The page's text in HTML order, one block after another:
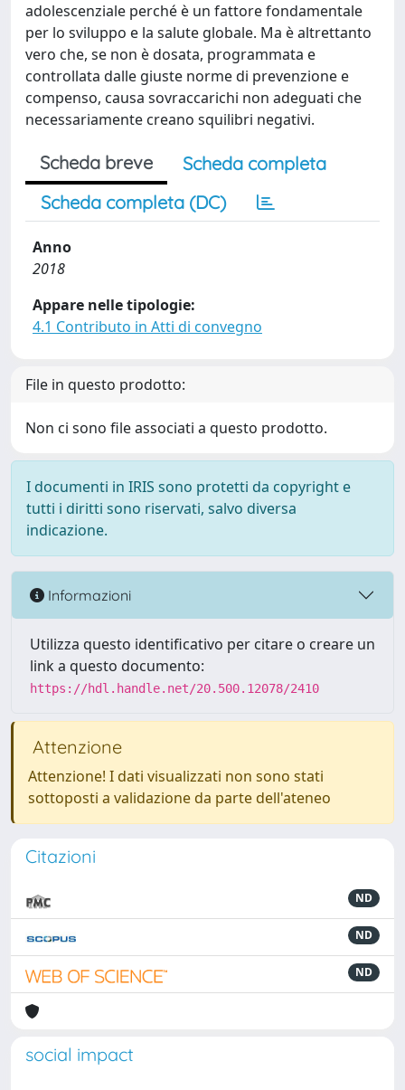
adolescenziale perché è un fattore fondamentale
per lo sviluppo e la salute globale. Ma è altrettanto
vero che, se non è dosata, programmata e
controllata dalle giuste norme di prevenzione e
compenso, causa sovraccarichi non adeguati che
necessariamente creano squilibri negativi.
Scheda breve
Scheda completa
Scheda completa (DC)
Anno
2018
Appare nelle tipologie:
4.1 Contributo in Atti di convegno
File in questo prodotto:
Non ci sono file associati a questo prodotto.
I documenti in IRIS sono protetti da copyright e
tutti i diritti sono riservati, salvo diversa
indicazione.
Informazioni
Utilizza questo identificativo per citare o creare un
link a questo documento:
https://hdl.handle.net/20.500.12078/2410
Attenzione
Attenzione! I dati visualizzati non sono stati
sottoposti a validazione da parte dell'ateneo
Citazioni
ND
ND
ND
social impact